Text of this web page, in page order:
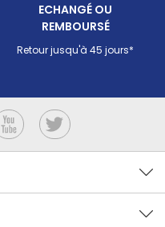
ECHANGÉ OU
REMBOURSÉ
Retour jusqu'à 45 jours*